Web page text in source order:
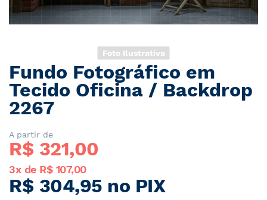
Foto Ilustrativa
Saltar
para
o
início
Galeria
de
imagens
Fundo Fotográfico em
Tecido Oficina / Backdrop
2267
A partir de
R$ 321,00
3x de R$ 107,00
R$ 304,95 no PIX